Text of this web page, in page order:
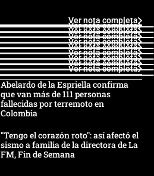
Ver nota completa
Ver nota completa
Ver nota completa
Ver nota completa
Ver nota completa
Ver nota completa
Ver nota completa
Ver nota completa
Ver nota completa
Ver nota completa
Abelardo de la Espriella confirma
que van más de 111 personas
fallecidas por terremoto en
Colombia
"Tengo el corazón roto": así afectó el
sismo a familia de la directora de La
FM, Fin de Semana